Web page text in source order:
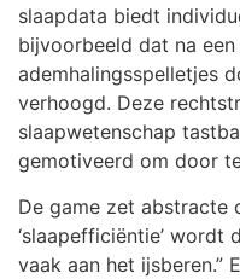
slaapdata biedt
bijvoorbeeld dat na
ademhalingsspelletjes
verhoogd. Deze
slaapwetenschap
gemotiveerd om door
De game zet abstracte
‘slaapefficiëntie’ wordt
vaak aan het ijsberen.”